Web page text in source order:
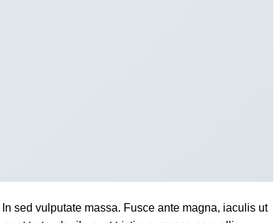
sed vulputate massa. Fusce ante magna, iaculis ut